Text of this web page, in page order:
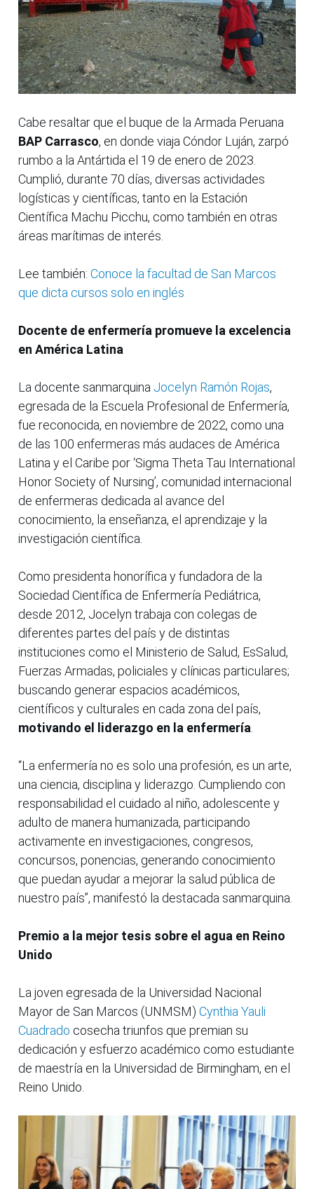
Cabe resaltar que el buque de la Armada Peruana
BAP Carrasco, en donde viaja Cóndor Luján, zarpó
rumbo a la Antártida el 19 de enero de 2023.
Cumplió, durante 70 días, diversas actividades
logísticas y científicas, tanto en la Estación
Científica Machu Picchu, como también en otras
áreas marítimas de interés.
Lee también: Conoce la facultad de San Marcos
que dicta cursos solo en inglés
Docente de enfermería promueve la excelencia
en América Latina
La docente sanmarquina Jocelyn Ramón Rojas,
egresada de la Escuela Profesional de Enfermería,
fue reconocida, en noviembre de 2022, como una
de las 100 enfermeras más audaces de América
Latina y el Caribe por ‘Sigma Theta Tau International
Honor Society of Nursing’, comunidad internacional
de enfermeras dedicada al avance del
conocimiento, la enseñanza, el aprendizaje y la
investigación científica.
Como presidenta honorífica y fundadora de la
Sociedad Científica de Enfermería Pediátrica,
desde 2012, Jocelyn trabaja con colegas de
diferentes partes del país y de distintas
instituciones como el Ministerio de Salud, EsSalud,
Fuerzas Armadas, policiales y clínicas particulares;
buscando generar espacios académicos,
científicos y culturales en cada zona del país,
motivando el liderazgo en la enfermería.
“La enfermería no es solo una profesión, es un arte,
una ciencia, disciplina y liderazgo. Cumpliendo con
responsabilidad el cuidado al niño, adolescente y
adulto de manera humanizada, participando
activamente en investigaciones, congresos,
concursos, ponencias, generando conocimiento
que puedan ayudar a mejorar la salud pública de
nuestro país”, manifestó la destacada sanmarquina.
Premio a la mejor tesis sobre el agua en Reino
Unido
La joven egresada de la Universidad Nacional
Mayor de San Marcos (UNMSM) Cynthia Yauli
Cuadrado cosecha triunfos que premian su
dedicación y esfuerzo académico como estudiante
de maestría en la Universidad de Birmingham, en el
Reino Unido.